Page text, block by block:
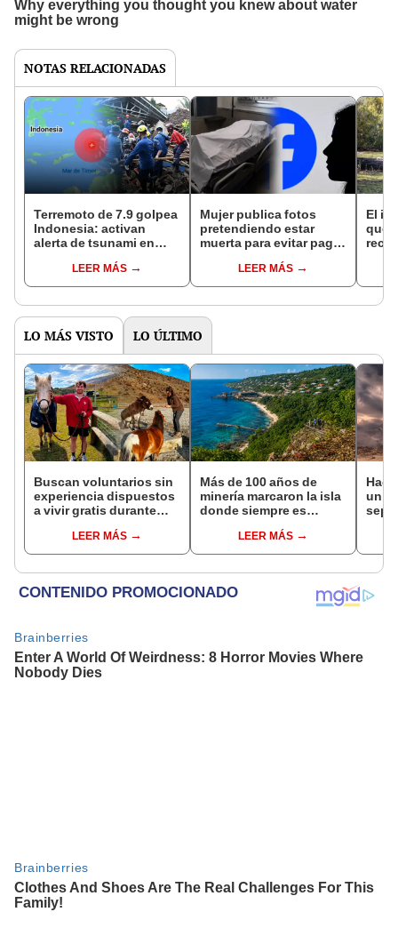
NOTAS RELACIONADAS
Terremoto de 7.9 golpea
Indonesia: activan
alerta de tsunami en
LEER MÁS
Mujer publica fotos
pretendiendo estar
muerta para evitar pagar
LEER MÁS
El
que
asno
LO MÁS VISTO LO ÚLTIMO
Buscan voluntarios sin
experiencia dispuestos
a vivir gratis durante
cuidar caballos, burros
y otros animales
LEER MÁS
Más de 100 años de
minería marcaron la isla
donde siempre es
santuario natural y
destino turístico
LEER MÁS
un